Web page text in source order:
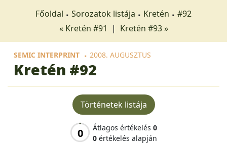
Főoldal Sorozatok listája Kretén
#92
« Kretén #91
| Kretén #93 »
SEMIC INTERPRINT 2008. AUGUSZTUS
Kretén #92
Történetek listája
0 Átlagos értékelés 0
0 értékelés alapján